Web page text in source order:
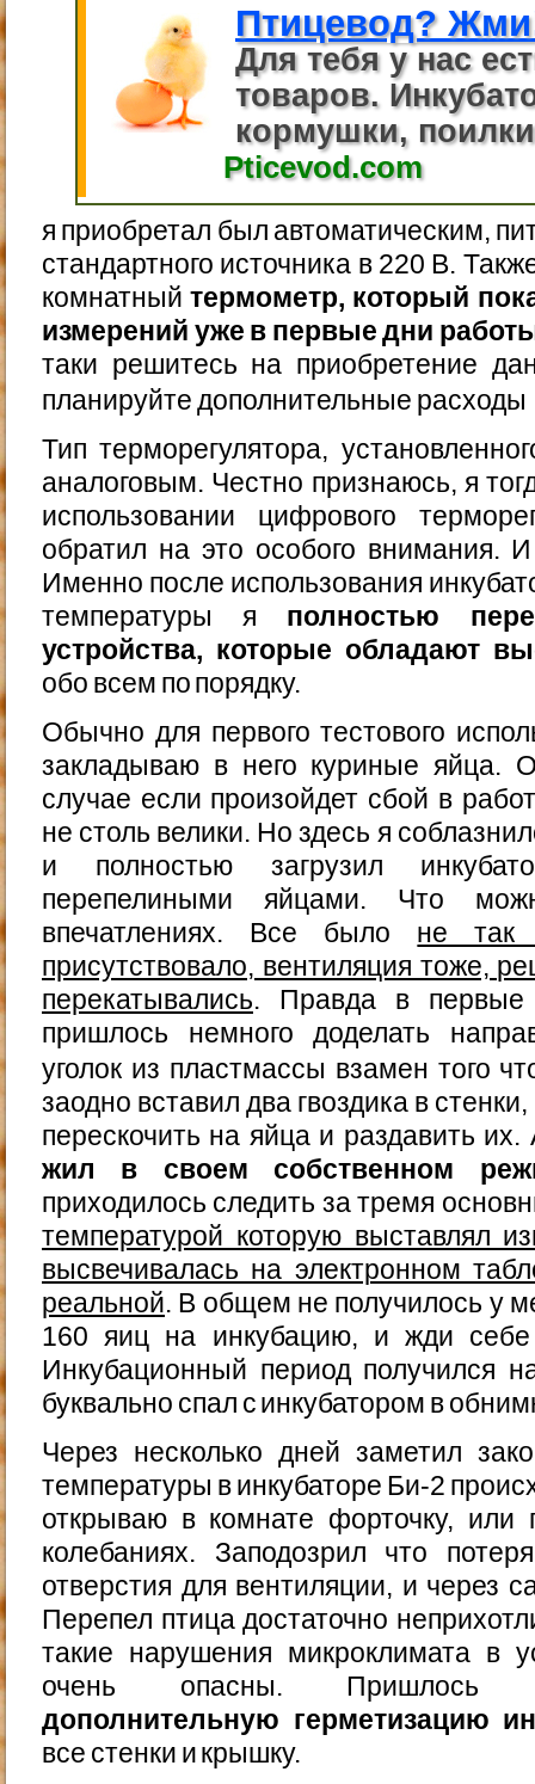
Птицевод?
Для тебя у нас
товаров.
кормушки,
Pticevod.com
я приобретал был автоматическим,
стандартного источника в 220 В.
комнатныйтермометр, который
измерений уже в первые дни
таки решитесь на приобретение
планируйте дополнительные расходы
Тип терморегулятора,
аналоговым. Честно признаюсь, я
использовании цифрового
обратил на это особого внимания.
Именно после использования
температуры я полностью
устройства, которые обладают
обо всем по порядку.
Обычно для первого тестового
закладываю в него куриные яйца.
случае если произойдет сбой в
не столь велики. Но здесь я
и полностью загрузил
перепелиными яйцами. Что
впечатлениях. Все было не
присутствовало, вентиляция тоже,
перекатывались. Правда в первые
пришлось немного доделать
уголок из пластмассы взамен того
заодно вставил два гвоздика в
перескочить на яйца и раздавить
жил в своем собственном
приходилось следить за тремя
температурой которую выставлял
высвечивалась на электронном
реальной. В общем не получилось у
160 яиц на инкубацию, и жди себе
Инкубационный период получился
буквально спал с инкубатором в
Через несколько дней заметил
температуры в инкубаторе Би-2
открываю в комнате форточку, или
колебаниях. Заподозрил что
отверстия для вентиляции, и через
Перепел птица достаточно
такие нарушения микроклимата в
очень опасны. Пришлось
дополнительную герметизацию
все стенки и крышку.